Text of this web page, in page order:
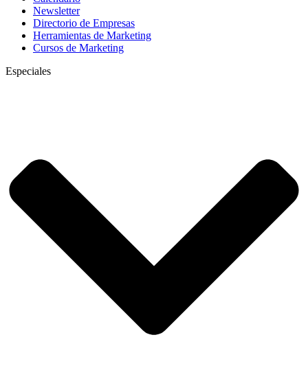
Newsletter
Directorio de Empresas
Herramientas de Marketing
Cursos de Marketing
Especiales